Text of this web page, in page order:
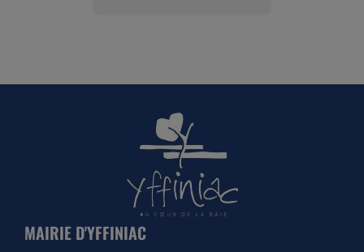
MAIRIE D'YFFINIAC